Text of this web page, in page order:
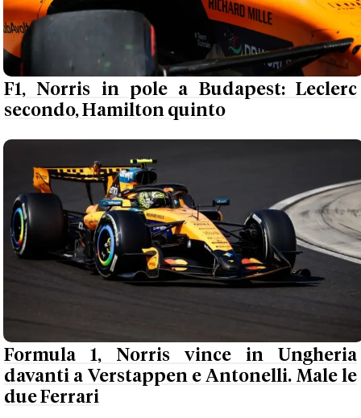
F1, Norris in pole a Budapest: Leclerc
secondo, Hamilton quinto
Formula 1, Norris vince in Ungheria
davanti a Verstappen e Antonelli. Male le
due Ferrari